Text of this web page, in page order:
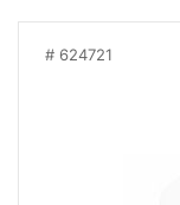
624721